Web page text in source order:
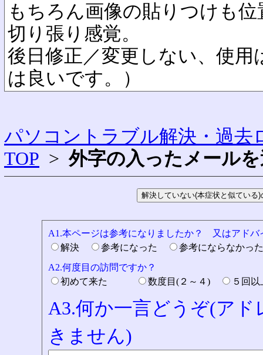
もちろん画像の貼りつけも
切り張り感覚。
後日修正／変更しない、使
は良いです。）
パソコントラブル解決・過去
TOP >外字の入ったメール
A1.本ページは参考になりましたか？ 又はアドバ
解決
参考になった
参考にならなか
A2.何度目の訪問ですか？
初めて来た
数度目(２～４) ５回
A3.何か一言どうぞ(ア
きません)